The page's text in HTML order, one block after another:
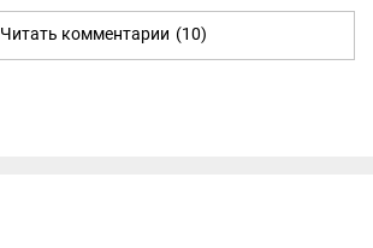
Читать комментарии (10)